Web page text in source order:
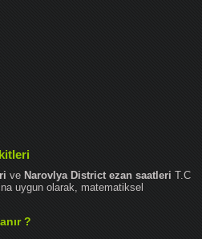
ve Narovlya District ezan saatleri T.C
uygun olarak, matematiksel
?